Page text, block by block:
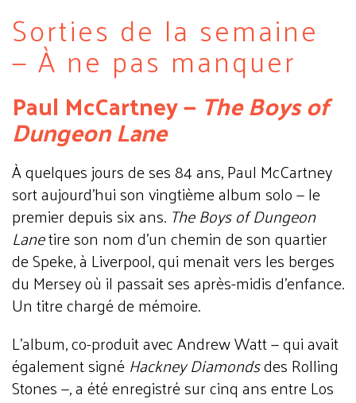
Sorties de la semaine
— À ne pas manquer
Paul McCartney — The Boys of
Dungeon Lane
À quelques jours de ses 84 ans, Paul McCartney
sort aujourd'hui son vingtième album solo — le
premier depuis six ans. The Boys of Dungeon
Lanetire son nom d'un chemin de son quartier
de Speke, à Liverpool, qui menait vers les berges
du Mersey où il passait ses après-midis d'enfance.
Un titre chargé de mémoire.
L'album, co-produit avec Andrew Watt — qui avait
également signéHackney Diamondsdes Rolling
Stones —, a été enregistré sur cinq ans entre Los